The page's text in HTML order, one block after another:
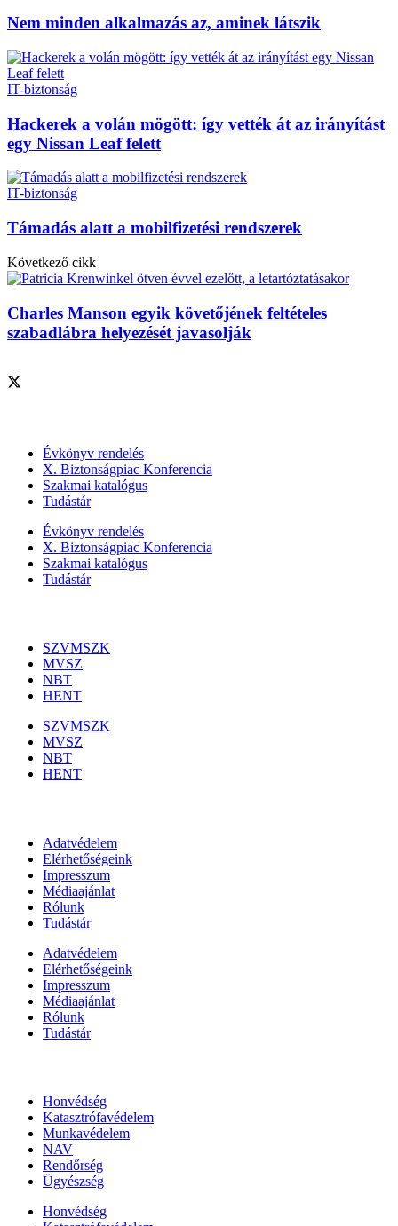
Nem minden alkalmazás az, aminek látszik
IT-biztonság
Hackerek a volán mögött: így vették át az irányítást
egy Nissan Leaf felett
IT-biztonság
Támadás alatt a mobilfizetési rendszerek
Következő cikk
Charles Manson egyik követőjének feltételes
szabadlábra helyezését javasolják
Évkönyv rendelés
X. Biztonságpiac Konferencia
Szakmai katalógus
Tudástár
Évkönyv rendelés
X. Biztonságpiac Konferencia
Szakmai katalógus
Tudástár
SZVMSZK
MVSZ
NBT
HENT
SZVMSZK
MVSZ
NBT
HENT
Adatvédelem
Elérhetőségeink
Impresszum
Médiaajánlat
Rólunk
Tudástár
Adatvédelem
Elérhetőségeink
Impresszum
Médiaajánlat
Rólunk
Tudástár
Honvédség
Katasztrófavédelem
Munkavédelem
NAV
Rendőrség
Ügyészség
Honvédség